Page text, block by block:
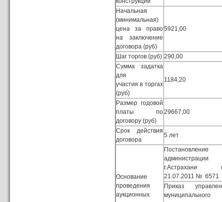
Начальная
(минимальная)
цена за право
на заключение
договора (руб)
5921,00
Шаг торгов (руб) 290,00
Сумма задатка
для
участия в торгах
(руб)
1184,20
Размер годовой
платы по
договору (руб)
29667,00
Срок действия
договора
5 лет
Основание
проведения
аукционных
Постановление
администрации
г.Астрахани
21.07.2011 № 6571
Приказ
муниципального